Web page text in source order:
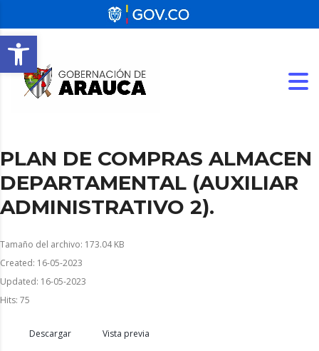
Abrir barra de herramientas
PLAN DE COMPRAS ALMACEN
DEPARTAMENTAL (AUXILIAR
ADMINISTRATIVO 2).
Tamaño del archivo: 173.04 KB
Created: 16-05-2023
Updated: 16-05-2023
Hits: 75
Descargar Vista previa